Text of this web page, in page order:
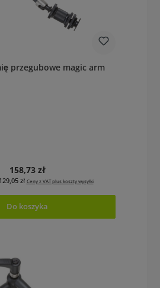
przegubowe magic arm
Cena regularna:
158,73 zł
zł Ceny z VAT plus koszty wysyłki
Do koszyka